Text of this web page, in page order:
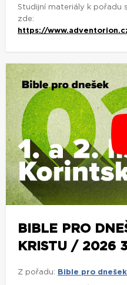
Studijní materiály k pořadu
zde:
https://
BIBLE PRO
KRISTU / 2026
Z pořadu: Bible pro dnešek